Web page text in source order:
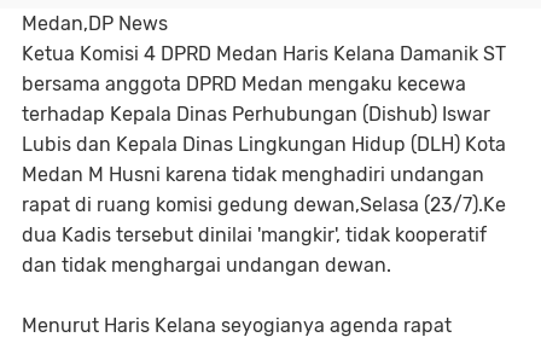
Medan,DP News
Ketua Komisi 4 DPRD Medan Haris Kelana Damanik ST
bersama anggota DPRD Medan mengaku kecewa
terhadap Kepala Dinas Perhubungan (Dishub) Iswar
Lubis dan Kepala Dinas Lingkungan Hidup (DLH) Kota
Medan M Husni karena tidak menghadiri undangan
rapat di ruang komisi gedung dewan,Selasa (23/7).Ke
dua Kadis tersebut dinilai 'mangkir', tidak kooperatif
dan tidak menghargai undangan dewan.
Menurut Haris Kelana seyogianya agenda rapat